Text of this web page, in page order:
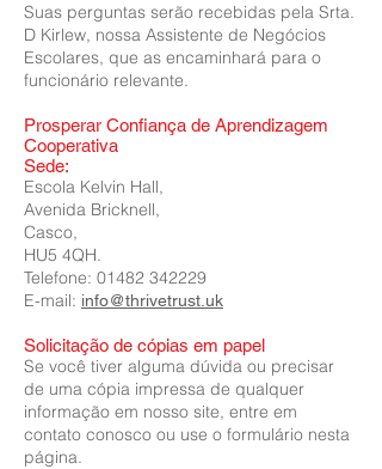
Suas perguntas serão recebidas pela Srta.
D Kirlew, nossa Assistente de Negócios
Escolares, que as encaminhará para o
funcionário relevante.
Prosperar Confiança de Aprendizagem
Cooperativa
Sede:
Escola Kelvin Hall,
Avenida Bricknell,
Casco,
HU5 4QH.
Telefone: 01482 342229
E-mail: info@thrivetrust.uk
Solicitação de cópias em papel
Se você tiver alguma dúvida ou precisar
de uma cópia impressa de qualquer
informação em nosso site, entre em
contato conosco ou use o formulário nesta
página.